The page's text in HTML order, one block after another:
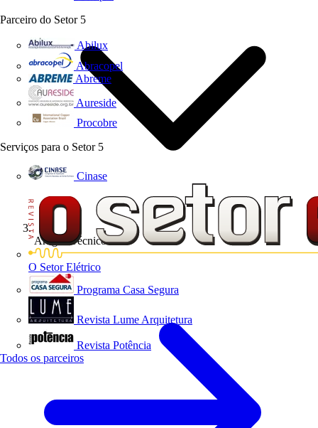
Parceiro do Setor 5
Abilux
Abracopel
Abreme
Aureside
Procobre
Serviços para o Setor 5
Cinase
O Setor Elétrico
Programa Casa Segura
Revista Lume Arquitetura
Revista Potência
Todos os parceiros
Artigos Técnicos